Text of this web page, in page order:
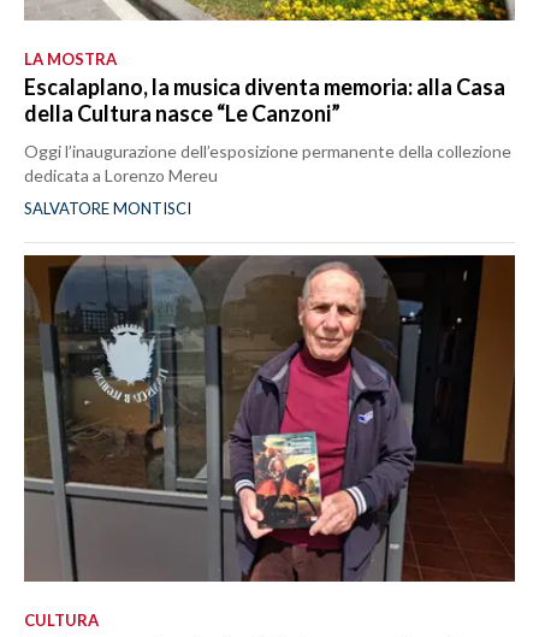
LA MOSTRA
Escalaplano, la musica diventa memoria: alla Casa
della Cultura nasce “Le Canzoni”
Oggi l’inaugurazione dell’esposizione permanente della collezione
dedicata a Lorenzo Mereu
SALVATORE MONTISCI
CULTURA